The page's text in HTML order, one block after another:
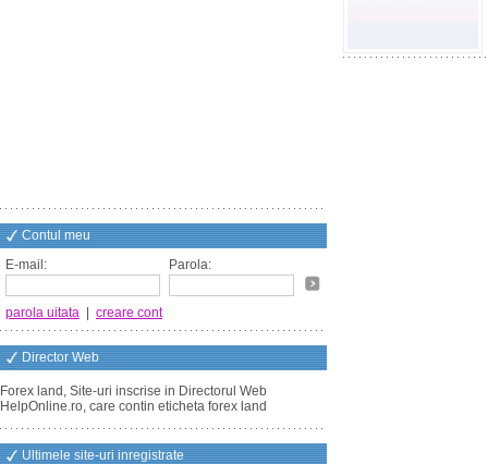
Contul meu
E-mail:
Parola:
parola uitata creare cont
Director Web
Forex land, Site-uri inscrise in Directorul Web
HelpOnline.ro, care contin eticheta forex land
Ultimele site-uri inregistrate